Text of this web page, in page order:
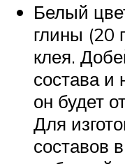
Белый
глины (20
клея.
состава и
он будет
Для
составов